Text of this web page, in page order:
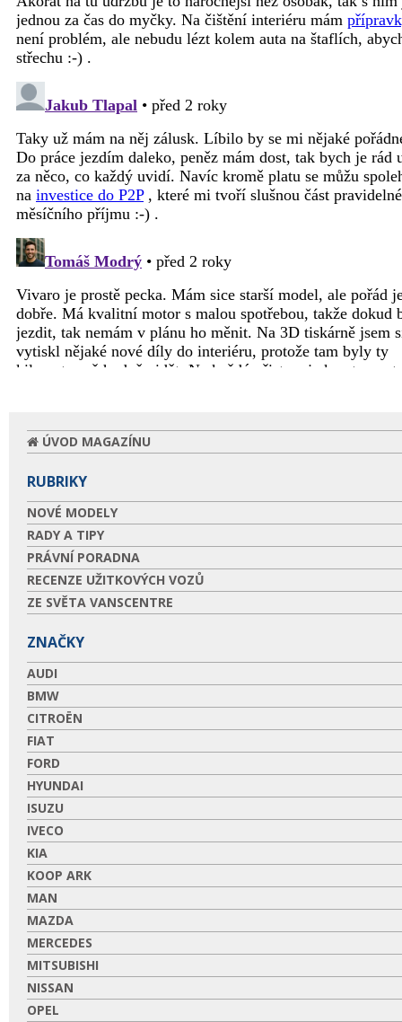
ÚVOD MAGAZÍNU
RUBRIKY
NOVÉ MODELY
RADY A TIPY
PRÁVNÍ PORADNA
RECENZE UŽITKOVÝCH VOZŮ
ZE SVĚTA VANSCENTRE
ZNAČKY
AUDI
BMW
CITROËN
FIAT
FORD
HYUNDAI
ISUZU
IVECO
KIA
KOOP ARK
MAN
MAZDA
MERCEDES
MITSUBISHI
NISSAN
OPEL